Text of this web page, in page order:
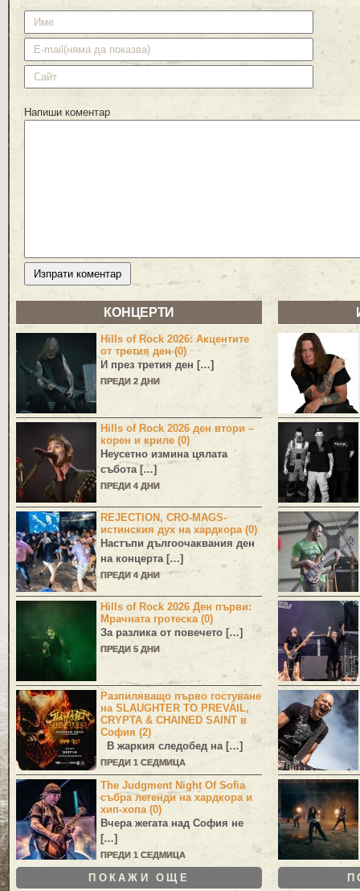
Напиши коментар
КОНЦЕРТИ
Hills of Rock 2026: Акцентите
от третия ден (0)
И през третия ден […]
ПРЕДИ 2 ДНИ
Hills of Rock 2026 ден втори –
корен и криле (0)
Неусетно измина цялата
събота […]
ПРЕДИ 4 ДНИ
REJECTION, CRO-MAGS-
истинския дух на хардкора (0)
Настъпи дългоочаквания ден
на концерта […]
ПРЕДИ 4 ДНИ
Hills of Rock 2026 Ден първи:
Мрачната гротеска (0)
За разлика от повечето […]
ПРЕДИ 5 ДНИ
Разпиляващо първо гостуване
на SLAUGHTER TO PREVAIL,
CRYPTA & CHAINED SAINT в
София (2)
В жаркия следобед на […]
ПРЕДИ 1 СЕДМИЦА
The Judgment Night Of Sofia
събра легенди на хардкора и
хип-хопа (0)
Вчера жегата над София не
[…]
ПРЕДИ 1 СЕДМИЦА
ПОКАЖИ ОЩЕ